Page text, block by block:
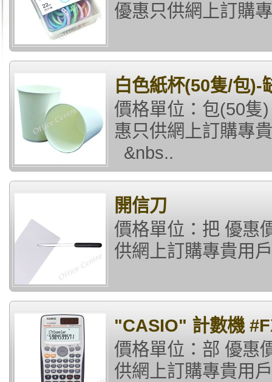
優惠只供網上訂購
白色紙杯(50隻/包)-
價格單位：包(50隻
惠只供網上訂購專
&nbs..
開信刀
價格單位：把 優惠
供網上訂購專貴用
"CASIO" 計數機
價格單位：部 優惠
供網上訂購專貴用